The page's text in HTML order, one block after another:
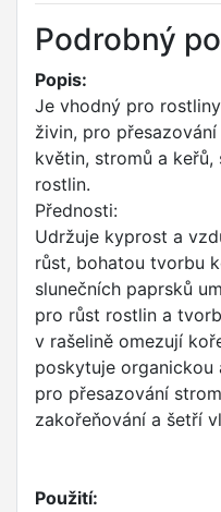
Podrobný
Popis:
Je vhodný pro
živin, pro
květin, stromů a
rostlin.
Přednosti:
Udržuje kyprost a
růst, bohatou tvorbu
slunečních paprsků
pro růst rostlin a
v rašelině omezují
poskytuje organickou
pro přesazování
zakořeňování a šetří
Použití: